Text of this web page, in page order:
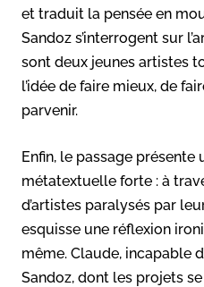
et traduit la pensée en
Sandoz s’interrogent sur
sont deux jeunes artistes
l’idée de faire mieux, de
parvenir.
Enfin, le passage présente
métatextuelle forte : à
d’artistes paralysés par
esquisse une réflexion
même. Claude, incapable
Sandoz, dont les projets